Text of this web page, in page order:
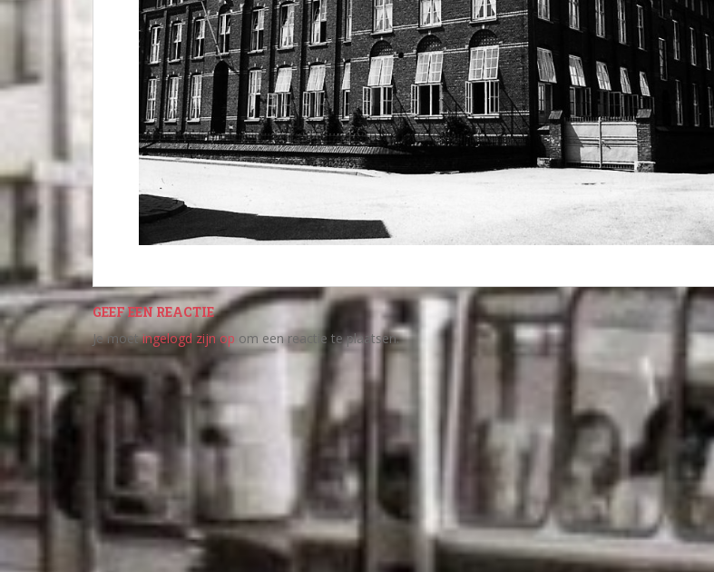
GEEF EEN REACTIE
Je moetingelogd zijn op om een reactie te plaatsen.